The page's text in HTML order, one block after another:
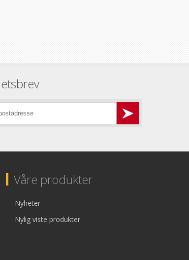
Våre produkter
Nyheter
Nylig viste produkter